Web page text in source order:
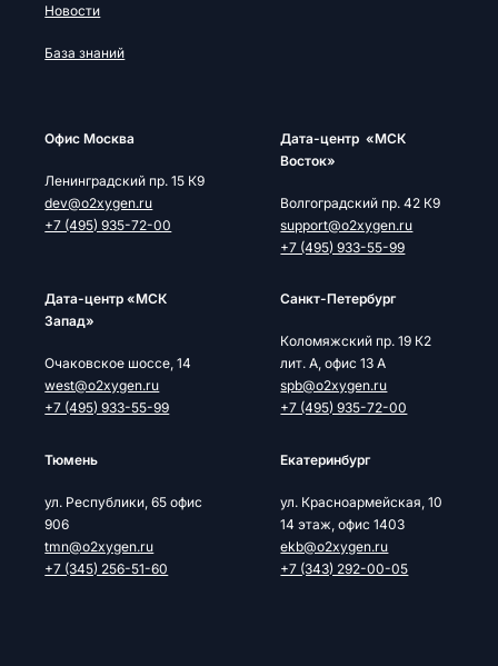
Новости
База знаний
Офис Москва
Ленинградский пр. 15 К9
dev@o2xygen.ru
+7 (495) 935-72-00
Дата-центр «МСК
Восток»
Волгоградский пр. 42 К9
support@o2xygen.ru
+7 (495) 933-55-99
Дата-центр «МСК
Запад»
Очаковское шоссе, 14
west@o2xygen.ru
+7 (495) 933-55-99
Cанкт-Петербург
Коломяжский пр. 19 К2
лит. А, офис 13 А
spb@o2xygen.ru
+7 (495) 935-72-00
Тюмень
ул. Республики, 65 офис
906
tmn@o2xygen.ru
+7 (345) 256-51-60
Екатеринбург
ул. Красноармейская, 10
14 этаж, офис 1403
ekb@o2xygen.ru
+7 (343) 292-00-05